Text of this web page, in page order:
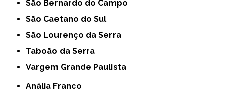
São Bernardo do Campo
São Caetano do Sul
São Lourenço da Serra
Taboão da Serra
Vargem Grande Paulista
Anália Franco